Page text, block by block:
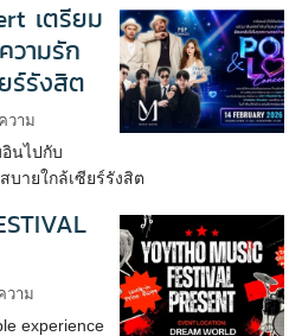
เตรียม
วามรัก
ร์รังสิต
วาม
อินไปกับ
บายใกล้เซียร์รังสิต
วาม
experience